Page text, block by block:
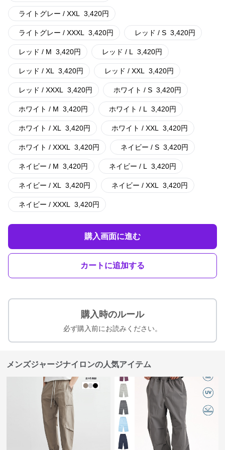
ライトグレー / XXL 3,420円
ライトグレー / XXXL 3,420円 レッド / S 3,420円
レッド / M 3,420円 レッド / L 3,420円
レッド / XL 3,420円 レッド / XXL 3,420円
レッド / XXXL 3,420円 ホワイト / S 3,420円
ホワイト / M 3,420円 ホワイト / L 3,420円
ホワイト / XL 3,420円 ホワイト / XXL 3,420円
ホワイト / XXXL 3,420円 ネイビー / S 3,420円
ネイビー / M 3,420円 ネイビー / L 3,420円
ネイビー / XL 3,420円 ネイビー / XXL 3,420円
ネイビー / XXXL 3,420円
購入画面に進む
カートに追加する
購入時のルール
必ず購入前にお読みください。
メンズジャージナイロンの人気アイテム